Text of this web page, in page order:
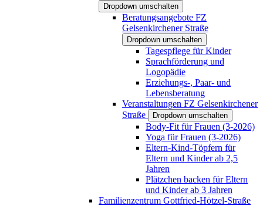
Dropdown umschalten
Beratungsangebote FZ
Gelsenkirchener Straße
Dropdown umschalten
Tagespflege für Kinder
Sprachförderung und
Logopädie
Erziehungs-, Paar- und
Lebensberatung
Veranstaltungen FZ Gelsenkirchener
Straße
Dropdown umschalten
Body-Fit für Frauen (3-2026)
Yoga für Frauen (3-2026)
Eltern-Kind-Töpfern für
Eltern und Kinder ab 2,5
Jahren
Plätzchen backen für Eltern
und Kinder ab 3 Jahren
Familienzentrum Gottfried-Hötzel-Straße